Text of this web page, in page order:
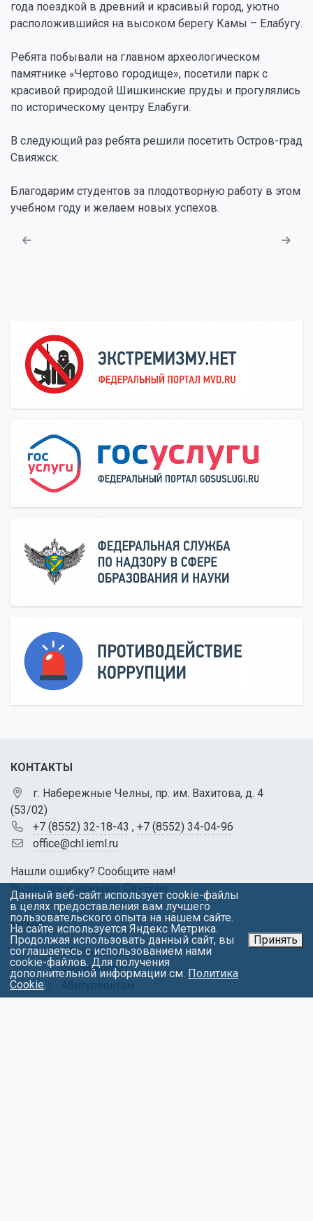
года поездкой в древний и красивый город, уютно
расположившийся на высоком берегу Камы – Елабугу.
Ребята побывали на главном археологическом
памятнике «Чертово городище», посетили парк с
красивой природой Шишкинские пруды и прогулялись
по историческому центру Елабуги.
В следующий раз ребята решили посетить Остров-град
Свияжск.
Благодарим студентов за плодотворную работу в этом
учебном году и желаем новых успехов.
КОНТАКТЫ
г. Набережные Челны, пр. им. Вахитова, д. 4
(53/02)
+7 (8552) 32-18-43 , +7 (8552) 34-04-96
office@chl.ieml.ru
Нашли ошибку? Сообщите нам!
Выделите и нажмите Ctr+Enter
МЕНЮ
Об университете
Факультеты
Студентам
Данный веб-сайт использует cookie-файлы
в целях предоставления вам лучшего
пользовательского опыта на нашем сайте.
На сайте используется Яндекс Метрика.
Продолжая использовать данный сайт, вы
соглашаетесь с использованием нами
cookie-файлов. Для получения
дополнительной информации см. Политика
Cookie.
Принять